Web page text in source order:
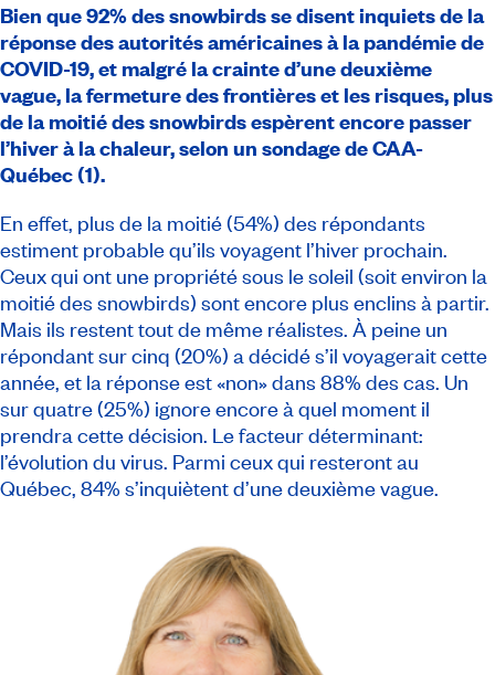
Bien que 92% dessnowbirdsse disent inquiets de la
réponse des autorités américaines à la pandémie de
COVID-19, et malgré la crainte d’une deuxième
vague, la fermeture des frontières et les risques, plus
de la moitié dessnowbirdsespèrent encore passer
l’hiver à la chaleur, selon un sondage de CAA-
Québec (1).
En effet, plus de la moitié (54%) des répondants
estiment probable qu’ils voyagent l’hiver prochain.
Ceux qui ont une propriété sous le soleil (soit environ la
moitié des snowbirds) sont encore plus enclins à partir.
Mais ils restent tout de même réalistes. À peine un
répondant sur cinq (20%) a décidé s’il voyagerait cette
année, et la réponse est «non» dans 88% des cas. Un
sur quatre (25%) ignore encore à quel moment il
prendra cette décision. Le facteur déterminant:
l’évolution du virus. Parmi ceux qui resteront au
Québec, 84% s’inquiètent d’une deuxième vague.